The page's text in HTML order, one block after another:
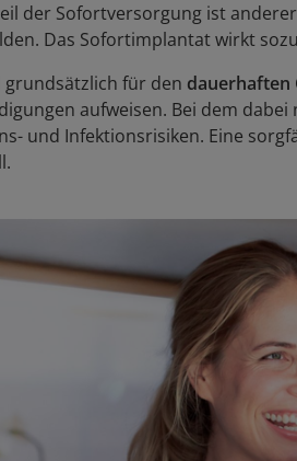
der Sofortversorgung ist
Das Sofortimplantat wirkt
für den dauerhaften
aufweisen. Bei dem
und Infektionsrisiken. Eine